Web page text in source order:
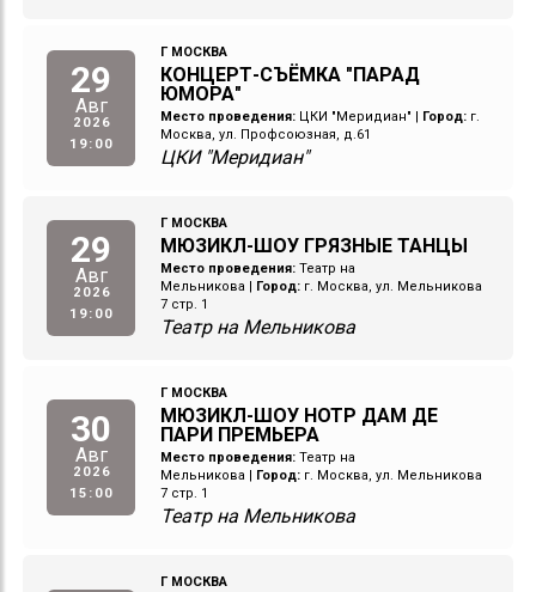
29
Авг
2026
19:00
Г МОСКВА
КОНЦЕРТ-СЪЁМКА "ПАРАД
ЮМОРА"
Место проведения: ЦКИ "Меридиан" Город: г.
Москва, ул. Профсоюзная, д.61
ЦКИ "Меридиан"
29
Авг
2026
19:00
Г МОСКВА
МЮЗИКЛ-ШОУ ГРЯЗНЫЕ ТАНЦЫ
Место проведения: Театр на
Мельникова
Город: г. Москва, ул. Мельникова
7 стр. 1
Театр на Мельникова
30
Авг
2026
15:00
Г МОСКВА
МЮЗИКЛ-ШОУ НОТР ДАМ ДЕ
ПАРИ ПРЕМЬЕРА
Место проведения: Театр на
Мельникова
Город: г. Москва, ул. Мельникова
7 стр. 1
Театр на Мельникова
Г МОСКВА